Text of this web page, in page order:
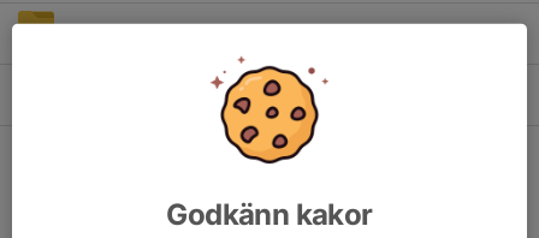
Godkänn kakor